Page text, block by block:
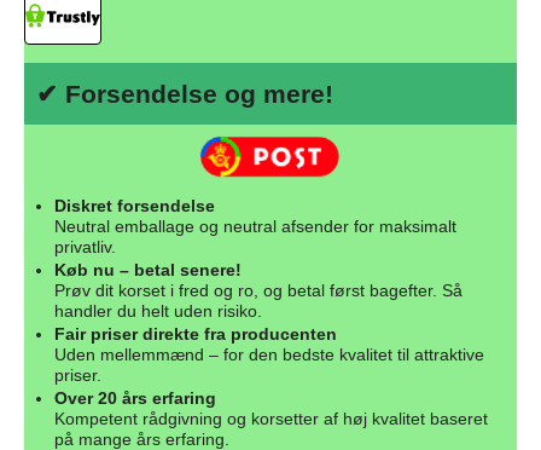
✔ Forsendelse og mere!
Diskret forsendelse
Neutral emballage og neutral afsender for maksimalt
privatliv.
Køb nu – betal senere!
Prøv dit korset i fred og ro, og betal først bagefter. Så
handler du helt uden risiko.
Fair priser direkte fra producenten
Uden mellemmænd – for den bedste kvalitet til attraktive
priser.
Over 20 års erfaring
Kompetent rådgivning og korsetter af høj kvalitet baseret
på mange års erfaring.